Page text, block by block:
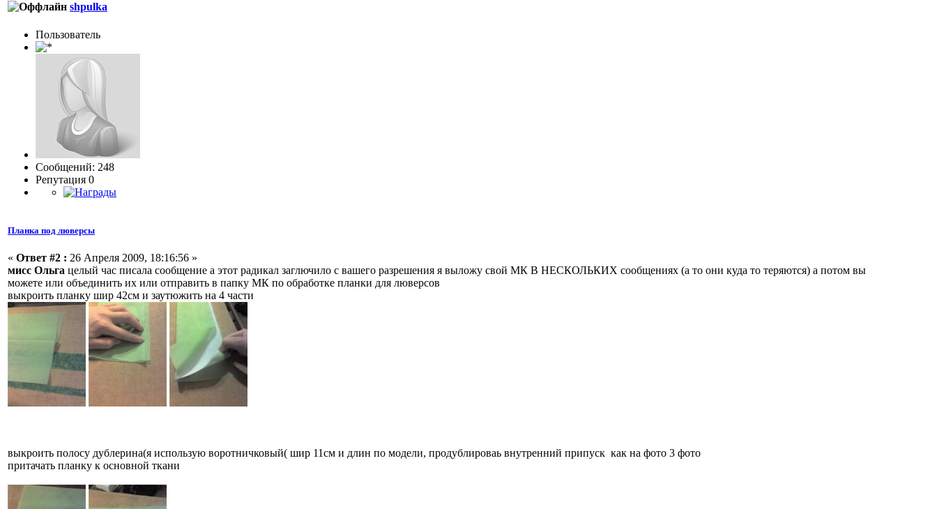
shpulka
Пользовaтeль
Сообщений: 248
Репутация 0
Планка под люверсы
« Ответ #2 : 26 Апреля 2009, 18:16:56 »
мисс Ольга целый час писала сообщение а этот радикал заглючило с вашего разрешения я выложу свой МК В НЕСКОЛЬКИХ сообщениях (а то они куда то теряются) а потом вы
можете или объединить их или отправить в папку МК по обработке планки для люверсов
выкроить планку шир 42см и заутюжить на 4 части
выкроить полосу дублерина(я использую воротничковый( шир 11см и длин по модели, продублироваь внутренний припуск как на фото 3 фото
притачать планку к основной ткани